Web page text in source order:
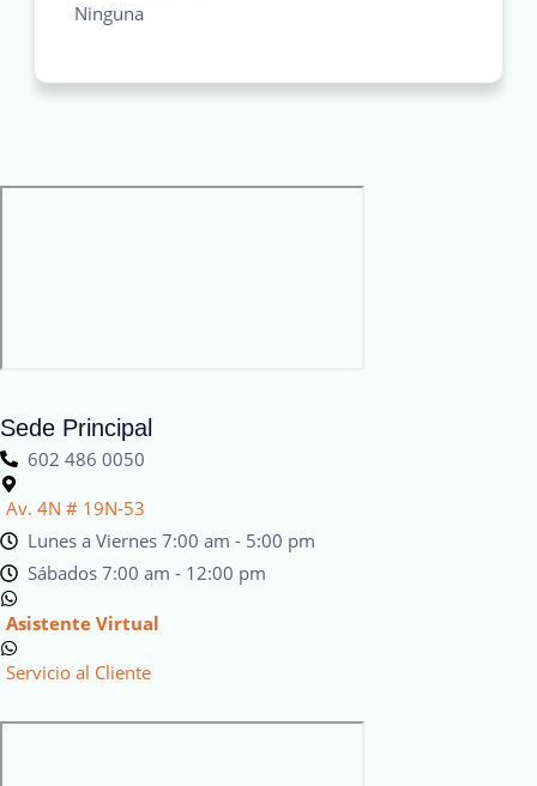
Ninguna
Sede Principal
602 486 0050
Av. 4N # 19N-53
Lunes a Viernes 7:00 am - 5:00 pm
Sábados 7:00 am - 12:00 pm
Asistente Virtual
Servicio al Cliente